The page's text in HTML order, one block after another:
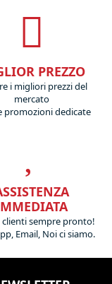
PREZZO
i migliori prezzi del
mercato
promozioni dedicate
clienti sempre pronto!
Email, Noi ci siamo.